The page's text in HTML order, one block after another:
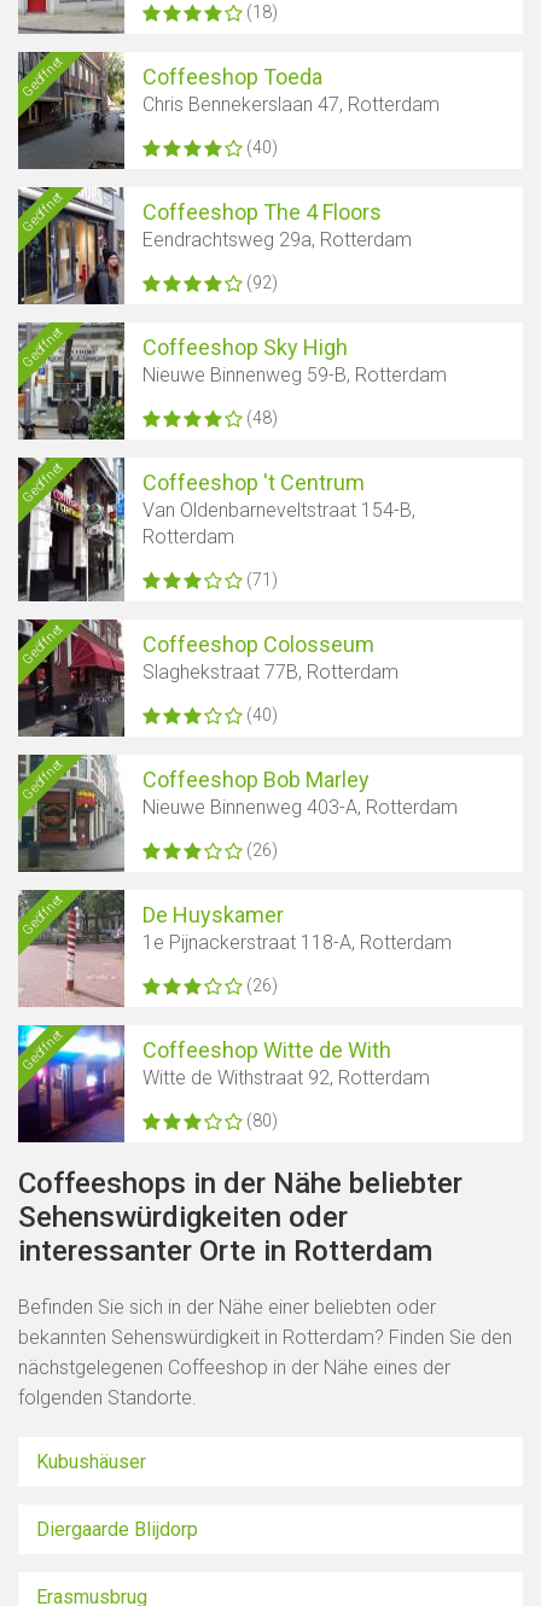
(18)
Geöffnet Coffeeshop Toeda
Chris Bennekerslaan 47, Rotterdam
(40)
Geöffnet Coffeeshop The 4 Floors
Eendrachtsweg 29a, Rotterdam
(92)
Geöffnet Coffeeshop Sky High
Nieuwe Binnenweg 59-B, Rotterdam
(48)
Geöffnet Coffeeshop 't Centrum
Van Oldenbarneveltstraat 154-B,
Rotterdam
(71)
Geöffnet Coffeeshop Colosseum
Slaghekstraat 77B, Rotterdam
(40)
Geöffnet Coffeeshop Bob Marley
Nieuwe Binnenweg 403-A, Rotterdam
(26)
Geöffnet De Huyskamer
1e Pijnackerstraat 118-A, Rotterdam
(26)
Geöffnet Coffeeshop Witte de With
Witte de Withstraat 92, Rotterdam
(80)
Coffeeshops in der Nähe beliebter
Sehenswürdigkeiten oder
interessanter Orte in Rotterdam
Befinden Sie sich in der Nähe einer beliebten oder
bekannten Sehenswürdigkeit in Rotterdam? Finden Sie den
nächstgelegenen Coffeeshop in der Nähe eines der
folgenden Standorte.
Kubushäuser
Diergaarde Blijdorp
Erasmusbrug